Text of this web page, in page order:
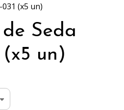
031 (x5 un)
Seda
(x5 un)